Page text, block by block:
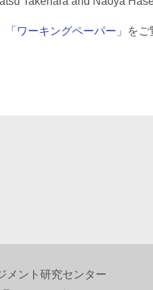
「ワーキングペーパー」 をご
メント研究センター